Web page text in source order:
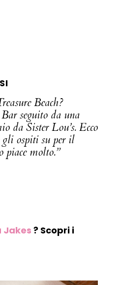
Beach?
seguito da una
da Sister Lou’s. Ecco
gli ospiti su per il
piace molto.”
Jakes ? Scopri i